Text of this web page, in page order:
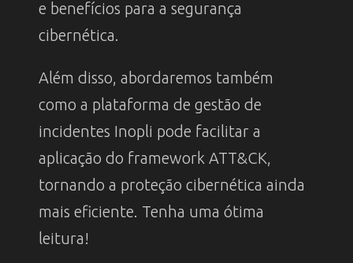
e benefícios para a segurança
cibernética.
Além disso, abordaremos também
como a plataforma de gestão de
incidentes Inopli pode facilitar a
aplicação do framework ATT&CK,
tornando a proteção cibernética ainda
mais eficiente. Tenha uma ótima
leitura!